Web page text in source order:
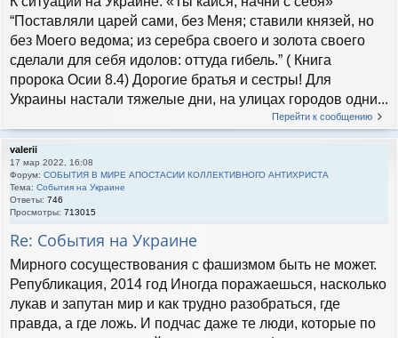
“Поставляли царей сами, без Меня; ставили князей, но
без Моего ведома; из серебра своего и золота своего
сделали для себя идолов: оттуда гибель.” ( Книга
пророка Осии 8.4) Дорогие братья и сестры! Для
Украины настали тяжелые дни, на улицах городов одни...
Перейти к сообщению
valerii
17 мар 2022, 16:08
Форум: СОБЫТИЯ В МИРЕ АПОСТАСИИ КОЛЛЕКТИВНОГО АНТИХРИСТА
Тема: События на Украине
Ответы: 746
Просмотры: 713015
Re: События на Украине
Мирного сосуществования с фашизмом быть не может.
Републикация, 2014 год Иногда поражаешься, насколько
лукав и запутан мир и как трудно разобраться, где
правда, а где ложь. И подчас даже те люди, которые по